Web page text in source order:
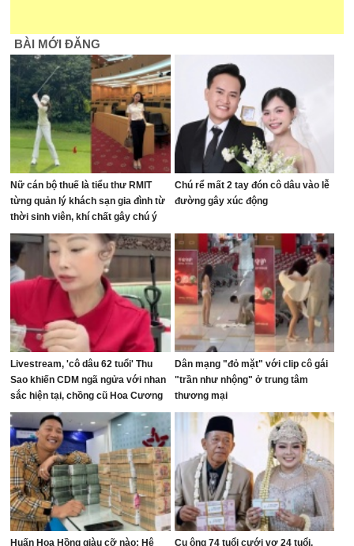
BÀI MỚI ĐĂNG
Nữ cán bộ thuế là tiểu thư RMIT
từng quản lý khách sạn gia đình từ
thời sinh viên, khí chất gây chú ý
trên sân golf
Chú rể mất 2 tay đón cô dâu vào lễ
đường gây xúc động
Livestream, 'cô dâu 62 tuổi' Thu
Sao khiến CDM ngã ngửa với nhan
sắc hiện tại, chồng cũ Hoa Cương
bị réo tên
Dân mạng "đỏ mặt" với clip cô gái
"trần như nhộng" ở trung tâm
thương mại
Huấn Hoa Hồng giàu cỡ nào: Hệ Cụ ông 74 tuổi cưới vợ 24 tuổi,